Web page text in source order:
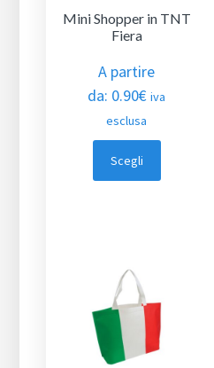
Mini Shopper in TNT
Fiera
A partire
da: 0.90€ iva
esclusa
Scegli